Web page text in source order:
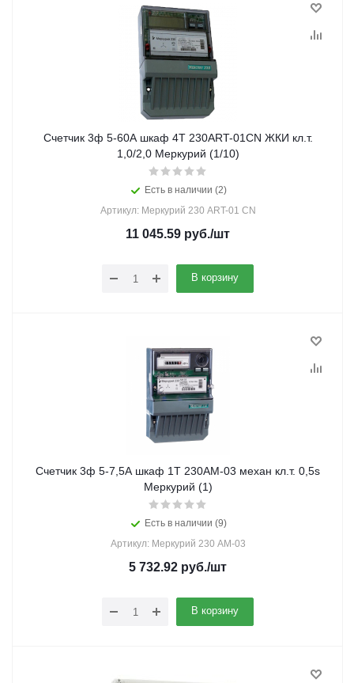
Счетчик 3ф 5-60А шкаф 4Т 230ART-01CN ЖКИ кл.т.
1,0/2,0 Меркурий (1/10)
Есть в наличии (2)
Артикул: Меркурий 230 ART-01 CN
11 045.59 руб./шт
В корзину
Счетчик 3ф 5-7,5А шкаф 1Т 230АМ-03 механ кл.т. 0,5s
Меркурий (1)
Есть в наличии (9)
Артикул: Меркурий 230 АМ-03
5 732.92 руб./шт
В корзину